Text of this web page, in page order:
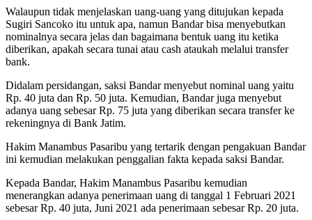
Walaupun tidak menjelaskan uang-uang yang ditujukan kepada
Sugiri Sancoko itu untuk apa, namun Bandar bisa menyebutkan
nominalnya secara jelas dan bagaimana bentuk uang itu ketika
diberikan, apakah secara tunai atau cash ataukah melalui transfer
bank.
Didalam persidangan, saksi Bandar menyebut nominal uang yaitu
Rp. 40 juta dan Rp. 50 juta. Kemudian, Bandar juga menyebut
adanya uang sebesar Rp. 75 juta yang diberikan secara transfer ke
rekeningnya di Bank Jatim.
Hakim Manambus Pasaribu yang tertarik dengan pengakuan Bandar
ini kemudian melakukan penggalian fakta kepada saksi Bandar.
Kepada Bandar, Hakim Manambus Pasaribu kemudian
menerangkan adanya penerimaan uang di tanggal 1 Februari 2021
sebesar Rp. 40 juta, Juni 2021 ada penerimaan sebesar Rp. 20 juta.